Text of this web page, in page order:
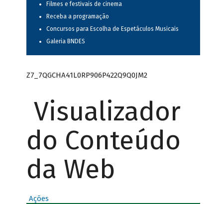
Filmes e festivais de cinema
Receba a programação
Concursos para Escolha de Espetáculos Musicais
Galeria BNDES
Z7_7QGCHA41L0RP906P422Q9Q0JM2
Visualizador
do Conteúdo
da Web
Ações